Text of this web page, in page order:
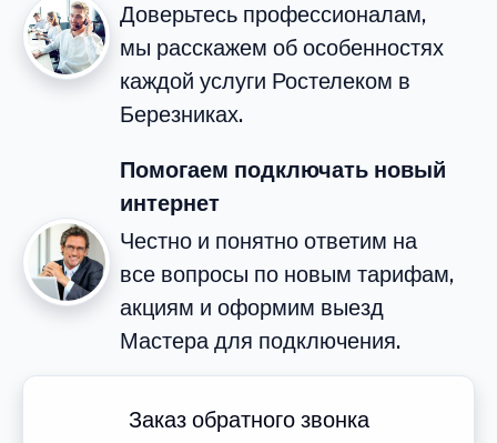
Доверьтесь профессионалам,
мы расскажем об особенностях
каждой услуги Ростелеком в
Березниках.
Помогаем подключать новый
интернет
Честно и понятно ответим на
все вопросы по новым тарифам,
акциям и оформим выезд
Мастера для подключения.
Заказ обратного звонка